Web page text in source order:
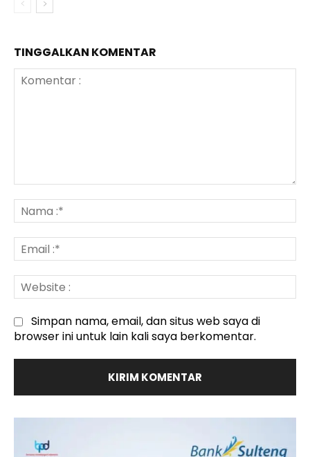
TINGGALKAN KOMENTAR
:*
:*
:
Simpan nama, email, dan situs web saya di
browser ini untuk lain kali saya berkomentar.